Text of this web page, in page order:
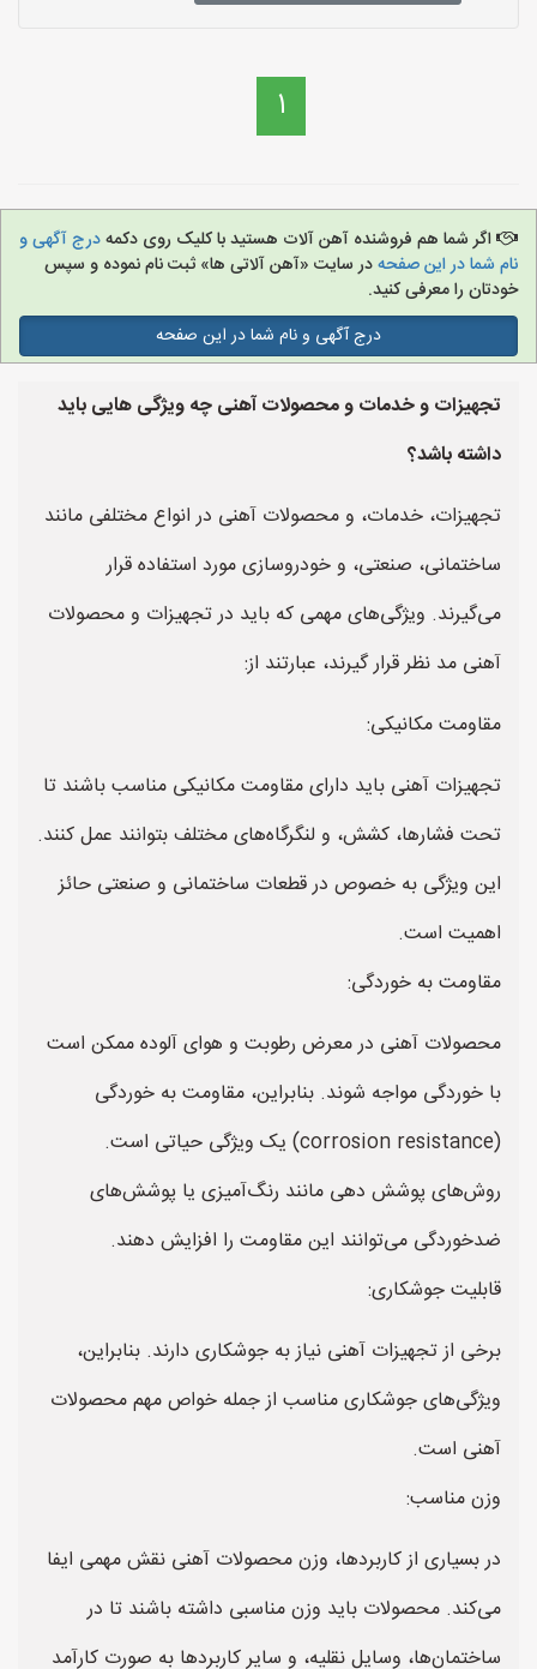
1
اگر شما هم فروشنده آهن آلات هستید با کلیک روی دکمهدرج آگهی و
نام شما در این صفحهدر سایت «آهن آلاتی ها» ثبت نام نموده و سپس
خودتان را معرفی کنید.
درج آگهی و نام شما در این صفحه
تجهیزات و خدمات و محصولات آهنی چه ویژگی هایی باید
داشته باشد؟
تجهیزات، خدمات، و محصولات آهنی در انواع مختلفی مانند
ساختمانی، صنعتی، و خودروسازی مورد استفاده قرار
می‌گیرند. ویژگی‌های مهمی که باید در تجهیزات و محصولات
آهنی مد نظر قرار گیرند، عبارتند از:
مقاومت مکانیکی:
تجهیزات آهنی باید دارای مقاومت مکانیکی مناسب باشند تا
تحت فشارها، کشش، و لنگرگاه‌های مختلف بتوانند عمل کنند.
این ویژگی به خصوص در قطعات ساختمانی و صنعتی حائز
اهمیت است.
مقاومت به خوردگی:
محصولات آهنی در معرض رطوبت و هوای آلوده ممکن است
با خوردگی مواجه شوند. بنابراین، مقاومت به خوردگی
(corrosion resistance) یک ویژگی حیاتی است.
روش‌های پوشش دهی مانند رنگ‌آمیزی یا پوشش‌های
ضدخوردگی می‌توانند این مقاومت را افزایش دهند.
قابلیت جوشکاری:
برخی از تجهیزات آهنی نیاز به جوشکاری دارند. بنابراین،
ویژگی‌های جوشکاری مناسب از جمله خواص مهم محصولات
آهنی است.
وزن مناسب:
در بسیاری از کاربردها، وزن محصولات آهنی نقش مهمی ایفا
می‌کند. محصولات باید وزن مناسبی داشته باشند تا در
ساختمان‌ها، وسایل نقلیه، و سایر کاربردها به صورت کارآمد